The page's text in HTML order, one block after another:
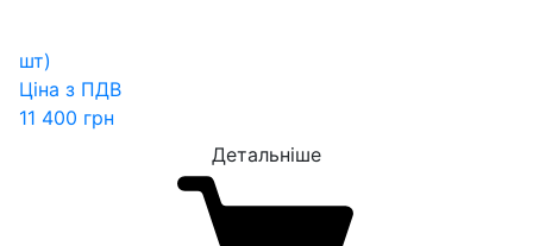
шт)
Ціна з ПДВ
11 400 грн
Детальніше